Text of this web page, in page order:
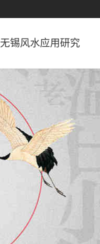
无锡风水应用研究